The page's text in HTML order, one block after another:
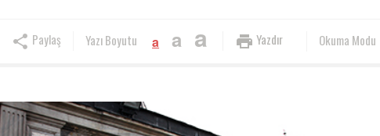
Okuma Modu
Yazdır
Yazı Boyutu a a a
Paylaş